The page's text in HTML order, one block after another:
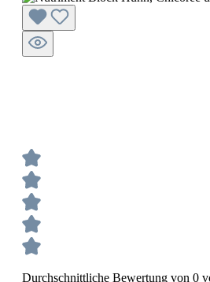
Durchschnittliche Bewertung von 0